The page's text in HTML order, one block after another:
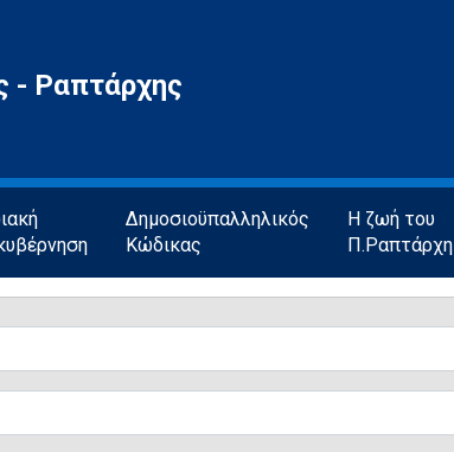
- Ραπτάρχης
Δημοσιοϋπαλληλικός
Κώδικας
Η ζωή του
Π.Ραπτάρχη